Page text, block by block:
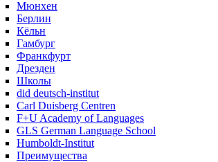
Мюнхен
Берлин
Кёльн
Гамбург
Франкфурт
Дрезден
Школы
did deutsch-institut
Carl Duisberg Centren
F+U Academy of Languages
GLS German Language School
Humboldt-Institut
Преимущества